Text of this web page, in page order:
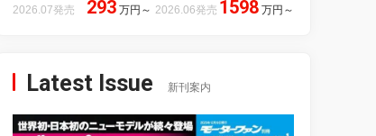
2026.07発売 293 万円 ～ 2026.06発売 1598 万円 ～
Latest Issue 新刊案内